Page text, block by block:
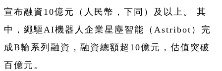
宣布融資10億元（人民幣，下同）及以上。 其
中，繩驅AI機器人企業星塵智能（Astribot）完
成B輪系列融資，融資總額超10億元，估值突破
百億元。